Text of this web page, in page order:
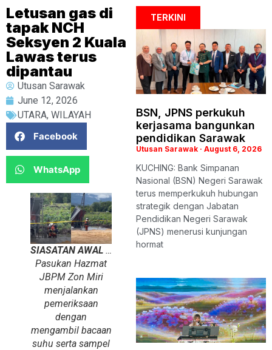
Letusan gas di
tapak NCH
Seksyen 2 Kuala
Lawas terus
dipantau
Utusan Sarawak
June 12, 2026
UTARA, WILAYAH
Facebook
WhatsApp
SIASATAN AWAL …
Pasukan Hazmat
JBPM Zon Miri
menjalankan
pemeriksaan
dengan
mengambil bacaan
suhu serta sampel
TERKINI
BSN, JPNS perkukuh
kerjasama bangunkan
pendidikan Sarawak
Utusan Sarawak August 6, 2026
KUCHING: Bank Simpanan
Nasional (BSN) Negeri Sarawak
terus memperkukuh hubungan
strategik dengan Jabatan
Pendidikan Negeri Sarawak
(JPNS) menerusi kunjungan
hormat